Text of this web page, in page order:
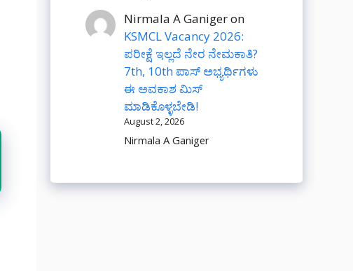
Nirmala A Ganigeron
KSMCL Vacancy 2026:
ಪರೀಕ್ಷೆ ಇಲ್ಲದೆ ನೇರ ನೇಮಕಾತಿ?
7th, 10th ಪಾಸ್ ಅಭ್ಯರ್ಥಿಗಳು
ಈ ಅವಕಾಶ ಮಿಸ್
ಮಾಡಿಕೊಳ್ಳಬೇಡಿ!
August 2, 2026
Nirmala A Ganiger